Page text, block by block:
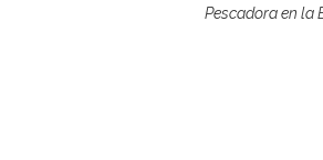
Pescadora en la